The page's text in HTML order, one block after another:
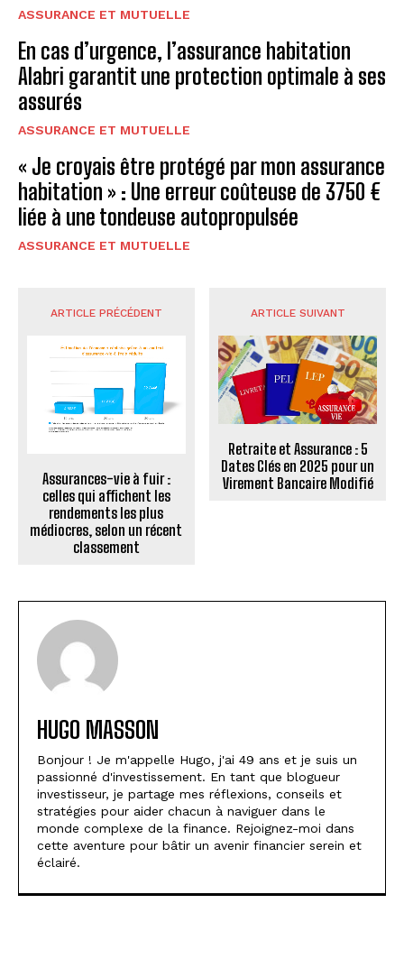
ASSURANCE ET MUTUELLE
En cas d’urgence, l’assurance habitation
Alabri garantit une protection optimale à ses
assurés
ASSURANCE ET MUTUELLE
« Je croyais être protégé par mon assurance
habitation » : Une erreur coûteuse de 3750 €
liée à une tondeuse autopropulsée
ASSURANCE ET MUTUELLE
ARTICLE PRÉCÉDENT
Assurances-vie à fuir :
celles qui affichent les
rendements les plus
médiocres, selon un récent
classement
ARTICLE SUIVANT
Retraite et Assurance : 5
Dates Clés en 2025 pour un
Virement Bancaire Modifié
HUGO MASSON
Bonjour ! Je m'appelle Hugo, j'ai 49 ans et je suis un
passionné d'investissement. En tant que blogueur
investisseur, je partage mes réflexions, conseils et
stratégies pour aider chacun à naviguer dans le
monde complexe de la finance. Rejoignez-moi dans
cette aventure pour bâtir un avenir financier serein et
éclairé.